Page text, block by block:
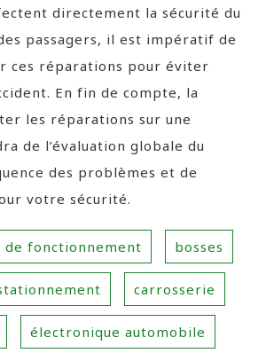
directement la sécurité du
passagers, il est impératif de
ces réparations pour éviter
En fin de compte, la
les réparations sur une
de l’évaluation globale du
des problèmes et de
votre sécurité.
de fonctionnement bosses
carrosserie
électronique automobile